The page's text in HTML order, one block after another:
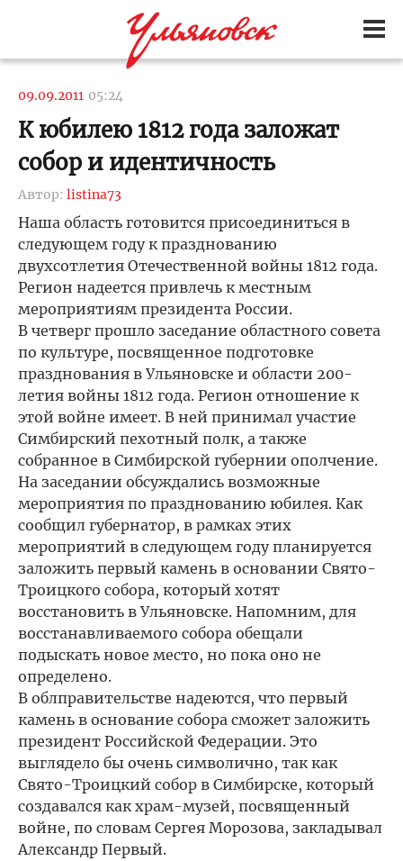
09.09.2011 05:24
К юбилею 1812 года заложат
собор и идентичность
Автор: listina73
Наша область готовится присоединиться в
следующем году к празднованию
двухсотлетия Отечественной войны 1812 года.
Регион надеется привлечь к местным
мероприятиям президента России.
В четверг прошло заседание областного совета
по культуре, посвященное подготовке
празднования в Ульяновске и области 200-
летия войны 1812 года. Регион отношение к
этой войне имеет. В ней принимал участие
Симбирский пехотный полк, а также
собранное в Симбирской губернии ополчение.
На заседании обсуждались возможные
мероприятия по празднованию юбилея. Как
сообщил губернатор, в рамках этих
мероприятий в следующем году планируется
заложить первый камень в основании Свято-
Троицкого собора, который хотят
восстановить в Ульяновске. Напомним, для
восстанавливаемого собора обещали
подыскать новое место, но пока оно не
определено.
В облправительстве надеются, что первый
камень в основание собора сможет заложить
президент Российской Федерации. Это
выглядело бы очень символично, так как
Свято-Троицкий собор в Симбирске, который
создавался как храм-музей, посвященный
войне, по словам Сергея Морозова, закладывал
Александр Первый.